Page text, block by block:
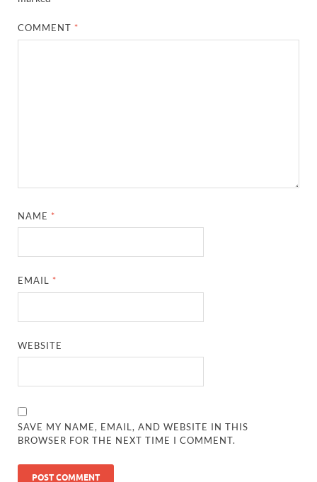
COMMENT *
NAME *
EMAIL *
WEBSITE
SAVE MY NAME, EMAIL, AND WEBSITE IN THIS
BROWSER FOR THE NEXT TIME I COMMENT.